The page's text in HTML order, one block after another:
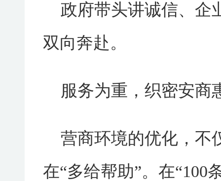
政府带头讲诚信、企
双向奔赴。
服务为重，织密安商
营商环境的优化，不
在“多给帮助”。在“100